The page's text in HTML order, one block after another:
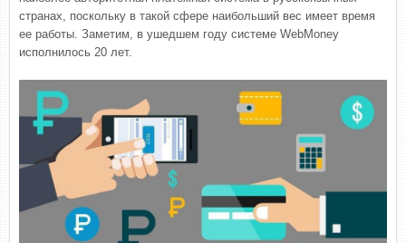
странах, поскольку в такой сфере наибольший вес имеет время
ее работы. Заметим, в ушедшем году системе WebMoney
исполнилось 20 лет.